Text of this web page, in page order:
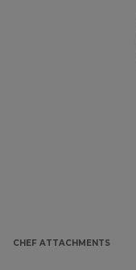
CHEF ATTACHMENTS